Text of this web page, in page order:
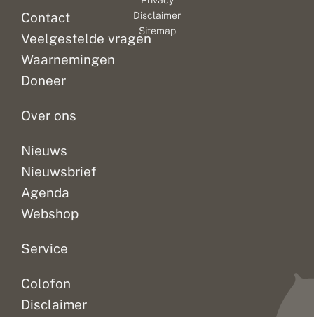
u
i
l
o
t
e
k
een
locatie
in
het
oosten
Contact
Veelgestelde vragen
Waarnemingen
Doneer
Over ons
Nieuws
Nieuwsbrief
Agenda
Webshop
Service
Colofon
Disclaimer
Disclaimer
Sitemap